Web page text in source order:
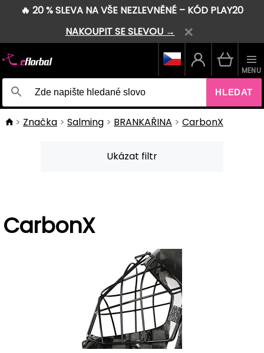
🔥 20 % SLEVA NA VŠE NEZLEVNĚNÉ – KÓD PLAY20
NAKOUPIT SE SLEVOU →
HLEDAT
MENU
Značka Salming BRANKAŘINA CarbonX
Ukázat filtr
CarbonX